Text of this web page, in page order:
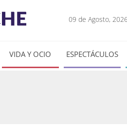
09 de Agosto,
VIDA Y OCIO ESPECTÁCULOS